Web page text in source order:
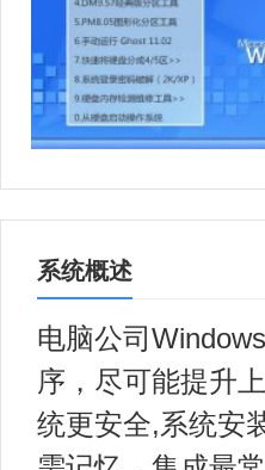
系统概述
电脑公司
序，尽可能提升
统更安全,系统安